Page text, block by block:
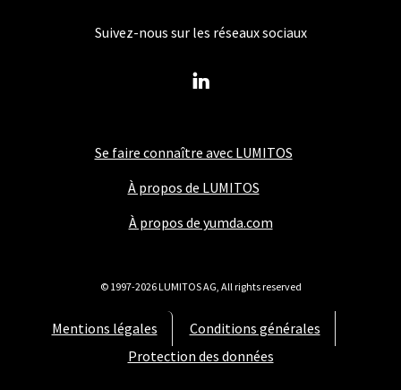
Se faire connaître avec LUMITOS
À propos de LUMITOS
À propos de yumda.com
Mentions légales
Conditions générales
Protection des données
Suivez-nous sur les réseaux sociaux
© 1997-2026 LUMITOS AG, All rights reserved